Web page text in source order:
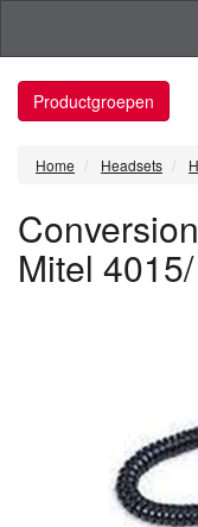
Productgroepen
Home Headsets
Mitel